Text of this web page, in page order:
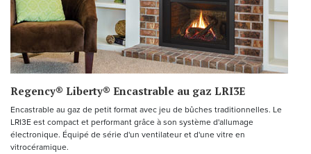
Regency® Liberty® Encastrable au gaz LRI3E
Encastrable au gaz de petit format avec jeu de bûches traditionnelles. Le
LRI3E est compact et performant grâce à son système d'allumage
électronique. Équipé de série d'un ventilateur et d'une vitre en
vitrocéramique.